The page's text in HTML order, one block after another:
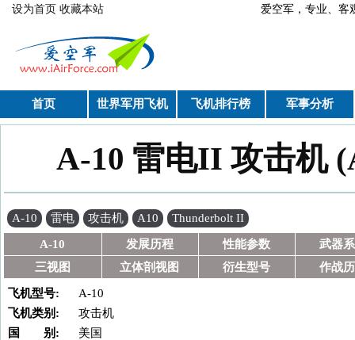
跳转到主要内容
设为首页 收藏本站 爱空军，专业、
首页 世界军用飞机 飞机排行榜 军事分析
你在这里A-10 雷电II 攻击机
A-10 雷电 攻击机 A10 Thunderbolt II
A-10 发展历程 性能参数
武器
三视图
立体剖视图 衍生型号 作战
飞机型号:
A-10
飞机类别:
攻击机
国 别:
美国